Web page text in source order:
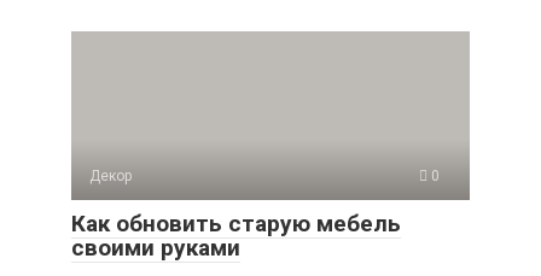
Декор 0
Как обновить старую мебель
своими руками